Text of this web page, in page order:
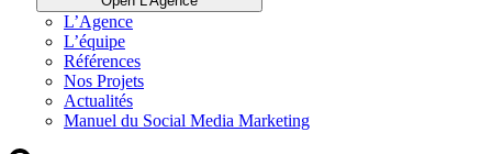
L’Agence
L’équipe
Références
Nos Projets
Actualités
Manuel du Social Media Marketing